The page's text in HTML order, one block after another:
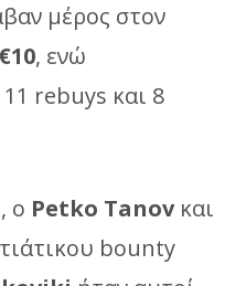
μέρος στον
, ενώ
rebuys και 8
, ο Petko Tanovκαι
bounty